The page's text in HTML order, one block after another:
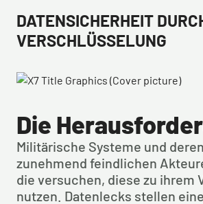
DATENSICHERHEIT
VERSCHLÜSSELUNG
Die
Militärische Systeme und
zunehmend feindlichen
die versuchen, diese zu ihrem
nutzen. Datenlecks stellen